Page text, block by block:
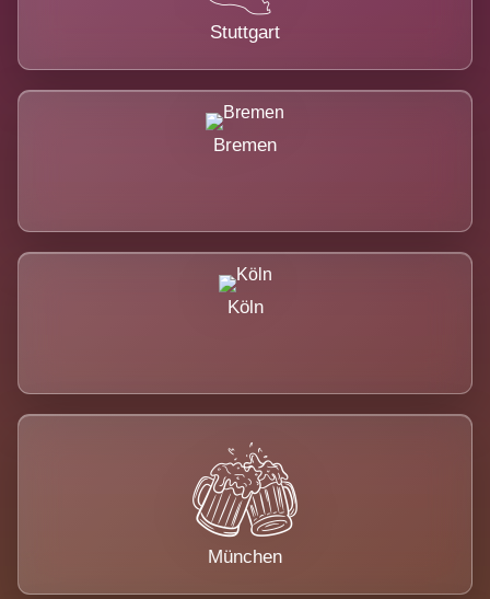
Stuttgart
Bremen
Köln
München